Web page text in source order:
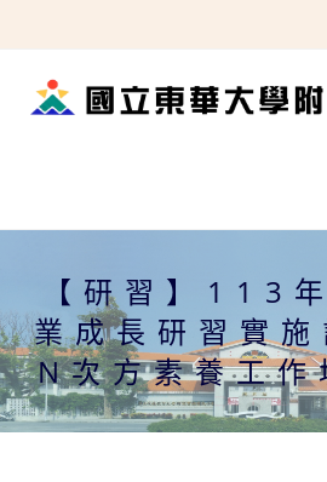
轉
【研習】113
業成長研習實
N次方素養工